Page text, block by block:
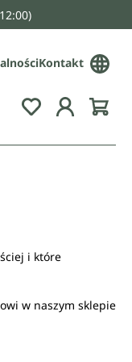
Kontakt
You have 0
i które
w naszym sklepie